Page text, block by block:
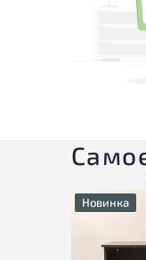
Новинка